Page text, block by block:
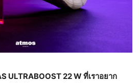
ULTRABOOST 22 Wที่เราอยาก